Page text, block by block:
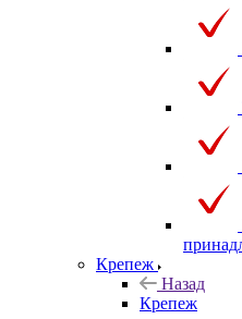
Крепеж
Назад
Крепеж